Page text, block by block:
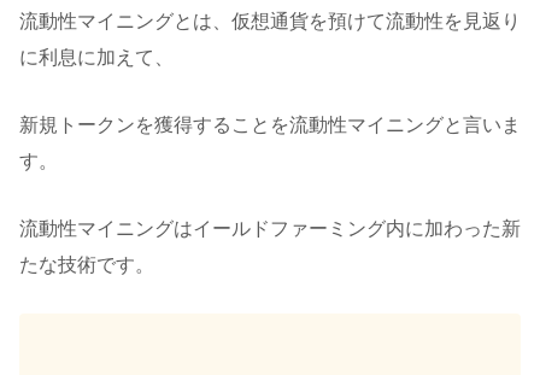
流動性マイニングとは、仮想通貨を預けて流動性を見返り
に利息に加えて、
新規トークンを獲得することを流動性マイニングと言いま
す。
流動性マイニングはイールドファーミング内に加わった新
たな技術です。